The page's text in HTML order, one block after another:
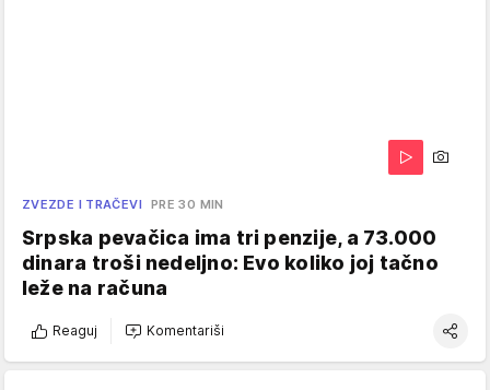
ZVEZDE I TRAČEVI PRE 30 MIN
Srpska pevačica ima tri penzije, a 73.000
dinara troši nedeljno: Evo koliko joj tačno
leže na računa
Reaguj Komentariši